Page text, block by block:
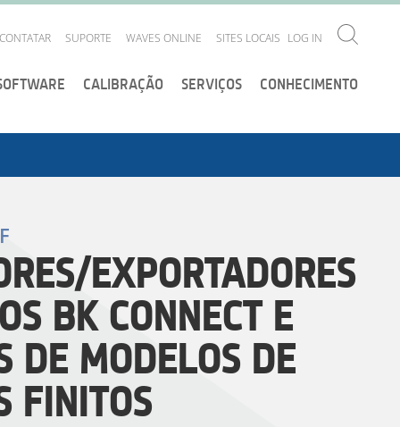
CONTATAR SUPORTE WAVES ONLINE SITES LOCAIS LOG IN
CALIBRAÇÃO SERVIÇOS CONHECIMENTO
EXPORTADORES
BK CONNECT E
DE MODELOS DE
FINITOS